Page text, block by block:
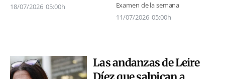
18/07/2026 05:00h
Examen de la semana
11/07/2026 05:00h
Las andanzas de Leire